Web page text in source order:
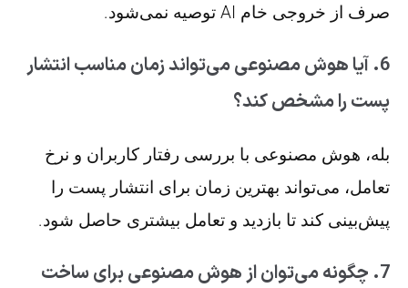
صرف از خروجی خام AI توصیه نمی‌شود.
6. آیا هوش مصنوعی می‌تواند زمان مناسب انتشار
پست را مشخص کند؟
بله، هوش مصنوعی با بررسی رفتار کاربران و نرخ
تعامل، می‌تواند بهترین زمان برای انتشار پست را
پیش‌بینی کند تا بازدید و تعامل بیشتری حاصل شود.
7. چگونه می‌توان از هوش مصنوعی برای ساخت